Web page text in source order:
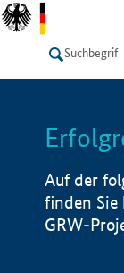
LISTE
Auf der
finden Sie
GRW-